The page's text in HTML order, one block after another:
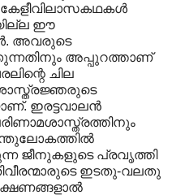
ഈ
അവരുടെ
അപ്പുറത്താണ്
ചില
ഇരട്ടവാലന്‍‍
ജീനുകളുടെ പ്രവൃത്തി
ഇടതു-വലതു